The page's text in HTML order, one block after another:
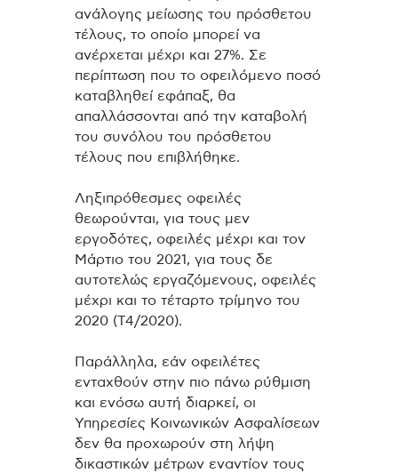
ανάλογης μείωσης του πρόσθετου
τέλους, το οποίο μπορεί να
ανέρχεται μέχρι και 27%. Σε
περίπτωση που το οφειλόμενο ποσό
καταβληθεί εφάπαξ, θα
απαλλάσσονται από την καταβολή
του συνόλου του πρόσθετου
τέλους που επιβλήθηκε.
Ληξιπρόθεσμες οφειλές
θεωρούνται, για τους μεν
εργοδότες, οφειλές μέχρι και τον
Μάρτιο του 2021, για τους δε
αυτοτελώς εργαζόμενους, οφειλές
μέχρι και το τέταρτο τρίμηνο του
2020 (Τ4/2020).
Παράλληλα, εάν οφειλέτες
ενταχθούν στην πιο πάνω ρύθμιση
και ενόσω αυτή διαρκεί, οι
Υπηρεσίες Κοινωνικών Ασφαλίσεων
δεν θα προχωρούν στη λήψη
δικαστικών μέτρων εναντίον τους